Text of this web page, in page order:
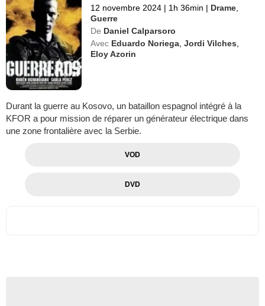
12 novembre 2024 | 1h 36min | Drame
Guerre
De Daniel Calparsoro
Avec Eduardo Noriega ,Jordi Vilches
Eloy Azorin
Durant la guerre au Kosovo, un bataillon espagnol intégré à la
KFOR a pour mission de réparer un générateur électrique dans
une zone frontalière avec la Serbie.
VOD
DVD